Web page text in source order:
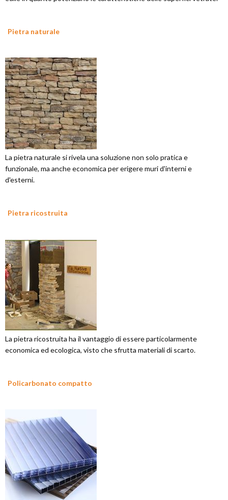
Pietra naturale
La pietra naturale si rivela una soluzione non solo pratica e
funzionale, ma anche economica per erigere muri d'interni e
d'esterni.
Pietra ricostruita
La pietra ricostruita ha il vantaggio di essere particolarmente
economica ed ecologica, visto che sfrutta materiali di scarto.
Policarbonato compatto